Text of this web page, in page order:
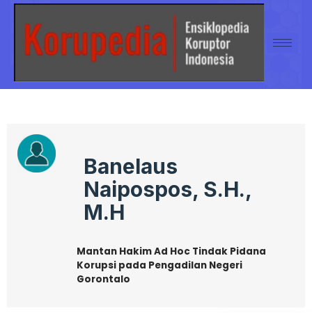
Banelaus
Naipospos, S.H.,
M.H
Mantan Hakim Ad Hoc Tindak Pidana
Korupsi pada Pengadilan Negeri
Gorontalo